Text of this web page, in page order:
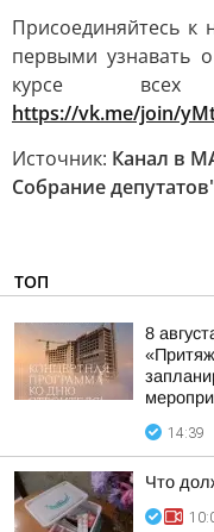
Присоединяйтесь к
первыми узнавать
курсе всех
https://vk.me/join/
Источник: Канал в
Собрание
ТОП
8
14:39
Что